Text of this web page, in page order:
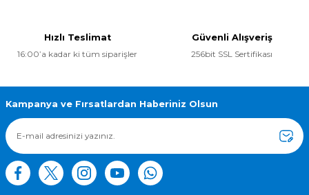
Ürün bilgilerinde hatalar bulunuyor.
Ürün fiyatı diğer sitelerden daha pahalı.
Bu ürüne benzer farklı alternatifler olmalı.
Hızlı Teslimat
16:00’a kadar ki tüm siparişler
Güvenli Alışveriş
256bit SSL Sertifikası
Kampanya ve Fırsatlardan Haberiniz Olsun